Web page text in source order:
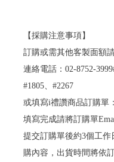
【採購注意事項】
訂購或需其他客製面額
連絡電話：02-8752-
#1805、#2267
或填寫i禮讚商品訂購單：
填寫完成請將訂購單
提交訂購單後約3個工
購內容，出貨時間將依